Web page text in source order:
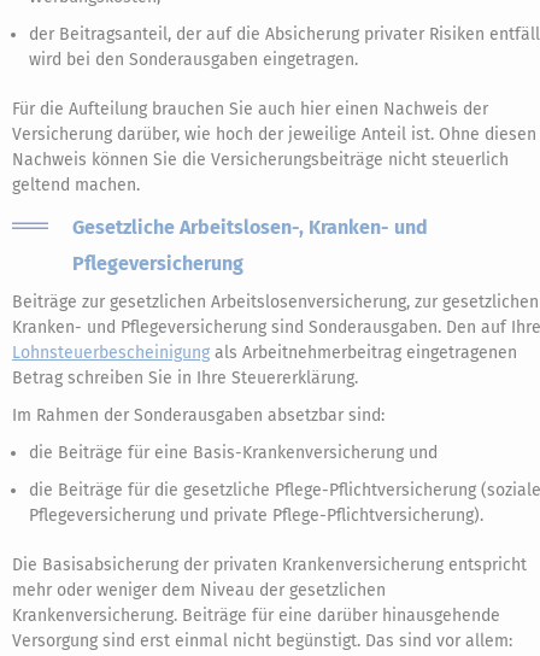
der Beitragsanteil, der auf die Absicherung privater Risiken
wird bei den Sonderausgaben eingetragen.
Für die Aufteilung brauchen Sie auch hier einen Nachweis der
Versicherung darüber, wie hoch der jeweilige Anteil ist. Ohne diesen
Nachweis können Sie die Versicherungsbeiträge nicht steuerlich
geltend machen.
Gesetzliche Arbeitslosen-, Kranken- und
Pflegeversicherung
Beiträge zur gesetzlichen Arbeitslosenversicherung, zur gesetzlichen
Kranken- und Pflegeversicherung sind Sonderausgaben. Den auf
Lohnsteuerbescheinigung als Arbeitnehmerbeitrag eingetragenen
Betrag schreiben Sie in Ihre Steuererklärung.
Im Rahmen der Sonderausgaben absetzbar sind:
die Beiträge für eine Basis-Krankenversicherung und
die Beiträge für die gesetzliche Pflege-Pflichtversicherung (soziale
Pflegeversicherung und private Pflege-Pflichtversicherung).
Die Basisabsicherung der privaten Krankenversicherung entspricht
mehr oder weniger dem Niveau der gesetzlichen
Krankenversicherung. Beiträge für eine darüber hinausgehende
Versorgung sind erst einmal nicht begünstigt. Das sind vor allem: